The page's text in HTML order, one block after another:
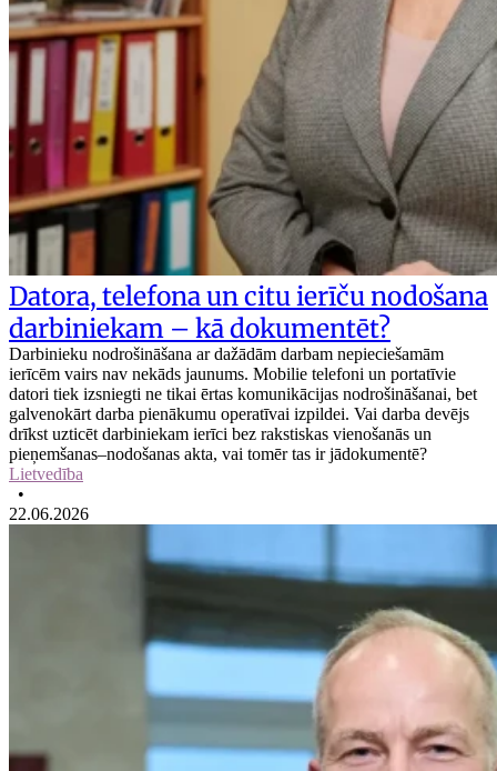
Datora, telefona un citu ierīču nodošana
darbiniekam – kā dokumentēt?
Darbinieku nodrošināšana ar dažādām darbam nepieciešamām
ierīcēm vairs nav nekāds jaunums. Mobilie telefoni un portatīvie
datori tiek izsniegti ne tikai ērtas komunikācijas nodrošināšanai, bet
galvenokārt darba pienākumu operatīvai izpildei. Vai darba devējs
drīkst uzticēt darbiniekam ierīci bez rakstiskas vienošanās un
pieņemšanas–nodošanas akta, vai tomēr tas ir jādokumentē?
Lietvedība
•
22.06.2026